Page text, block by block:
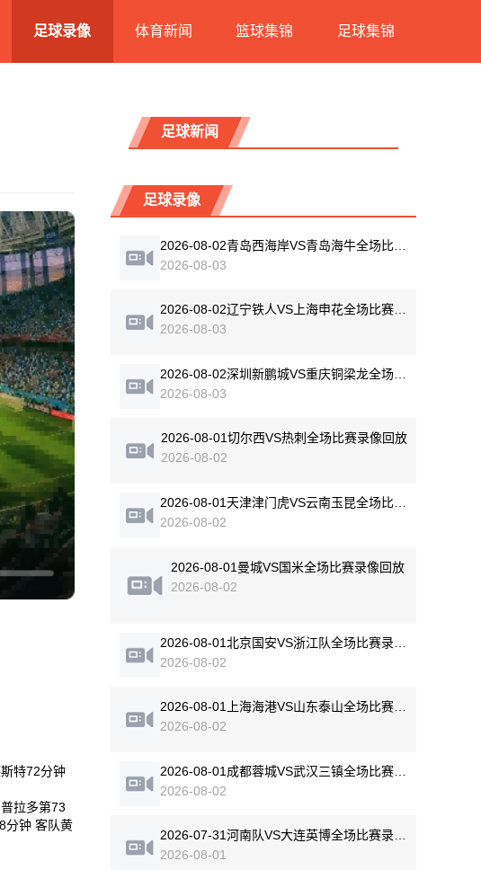
足球录像 体育新闻 篮球集锦 足球集锦
特72分钟
拉多第73
分钟 客队黄
足球新闻
足球录像
2026-08-03
2026-08-02辽宁铁人VS上海申花全场比赛录像回放
2026-08-03
2026-08-03
2026-08-01切尔西VS热刺全场比赛录像回放
2026-08-02
2026-08-01天津津门虎VS云南玉昆全场比赛录像回放
2026-08-02
2026-08-01曼城VS国米全场比赛录像回放
2026-08-02
2026-08-02
2026-08-01上海海港VS山东泰山全场比赛录像回放
2026-08-02
2026-08-02
2026-08-01